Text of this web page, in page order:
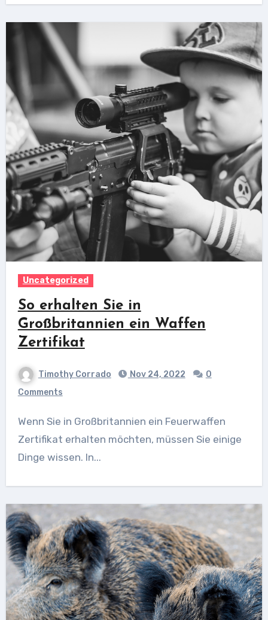
Uncategorized
So erhalten Sie in
Großbritannien ein Waffen
Zertifikat
Timothy Corrado Nov 24, 2022
0
Comments
Wenn Sie in Großbritannien ein Feuerwaffen
Zertifikat erhalten möchten, müssen Sie einige
Dinge wissen. In...